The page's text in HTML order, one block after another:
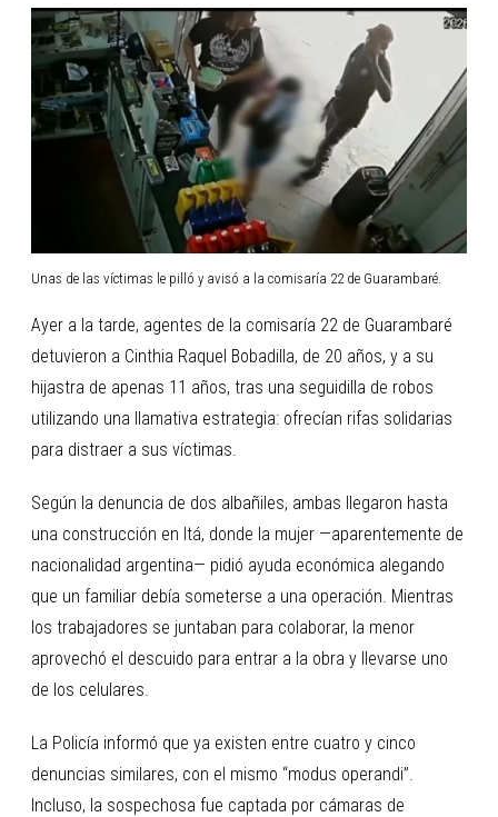
Unas de las víctimas le pilló y avisó a la comisaría 22 de Guarambaré.
Ayer a la tarde, agentes de la comisaría 22 de Guarambaré
detuvieron a Cinthia Raquel Bobadilla, de 20 años, y a su
hijastra de apenas 11 años, tras una seguidilla de robos
utilizando una llamativa estrategia: ofrecían rifas solidarias
para distraer a sus víctimas.
Según la denuncia de dos albañiles, ambas llegaron hasta
una construcción en Itá, donde la mujer —aparentemente de
nacionalidad argentina— pidió ayuda económica alegando
que un familiar debía someterse a una operación. Mientras
los trabajadores se juntaban para colaborar, la menor
aprovechó el descuido para entrar a la obra y llevarse uno
de los celulares.
La Policía informó que ya existen entre cuatro y cinco
denuncias similares, con el mismo “modus operandi”.
Incluso, la sospechosa fue captada por cámaras de